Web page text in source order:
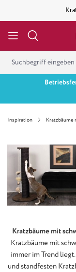
Inspiration Kratzbäume
Kratzbäume mit
Kratzbäume mit
immer im Trend
und standfesten